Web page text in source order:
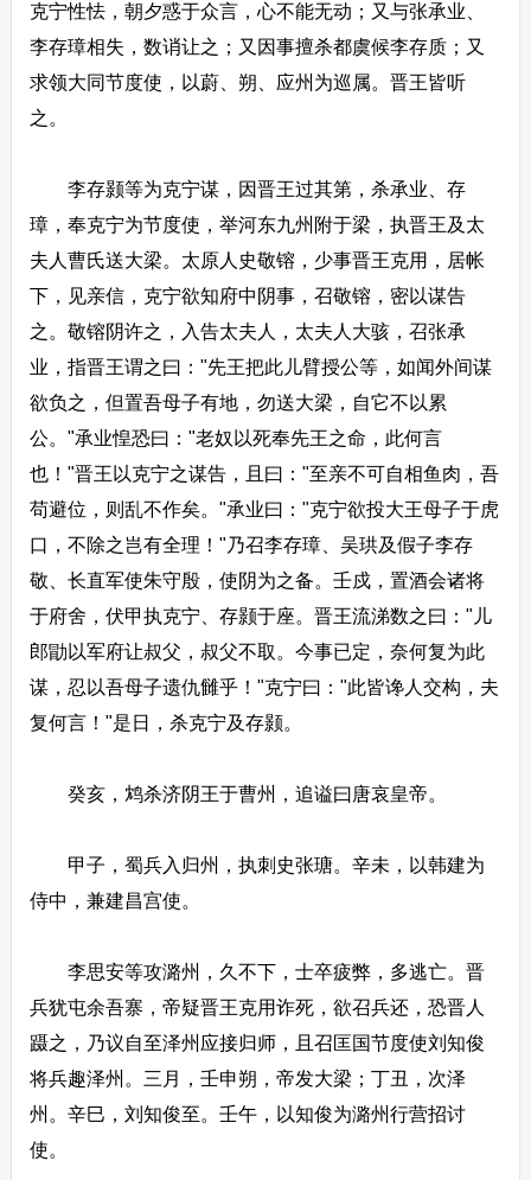
克宁性怯，朝夕惑于众言，心不能无动；又与张承业、
李存璋相失，数诮让之；又因事擅杀都虞候李存质；又
求领大同节度使，以蔚、朔、应州为巡属。晋王皆听
之。
李存颢等为克宁谋，因晋王过其第，杀承业、存
璋，奉克宁为节度使，举河东九州附于梁，执晋王及太
夫人曹氏送大梁。太原人史敬镕，少事晋王克用，居帐
下，见亲信，克宁欲知府中阴事，召敬镕，密以谋告
之。敬镕阴许之，入告太夫人，太夫人大骇，召张承
业，指晋王谓之曰："先王把此儿臂授公等，如闻外间谋
欲负之，但置吾母子有地，勿送大梁，自它不以累
公。"承业惶恐曰："老奴以死奉先王之命，此何言
也！"晋王以克宁之谋告，且曰："至亲不可自相鱼肉，吾
苟避位，则乱不作矣。"承业曰："克宁欲投大王母子于虎
口，不除之岂有全理！"乃召李存璋、吴珙及假子李存
敬、长直军使朱守殷，使阴为之备。壬戍，置酒会诸将
于府舍，伏甲执克宁、存颢于座。晋王流涕数之曰："儿
郎勖以军府让叔父，叔父不取。今事已定，奈何复为此
谋，忍以吾母子遗仇雠乎！"克宁曰："此皆谗人交构，夫
复何言！"是日，杀克宁及存颢。
癸亥，鸩杀济阴王于曹州，追谥曰唐哀皇帝。
甲子，蜀兵入归州，执刺史张瑭。辛未，以韩建为
侍中，兼建昌宫使。
李思安等攻潞州，久不下，士卒疲弊，多逃亡。晋
兵犹屯余吾寨，帝疑晋王克用诈死，欲召兵还，恐晋人
蹑之，乃议自至泽州应接归师，且召匡国节度使刘知俊
将兵趣泽州。三月，壬申朔，帝发大梁；丁丑，次泽
州。辛巳，刘知俊至。壬午，以知俊为潞州行营招讨
使。